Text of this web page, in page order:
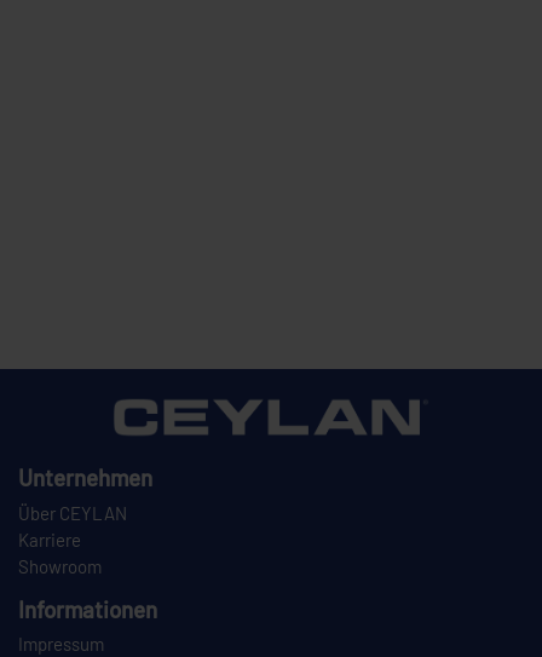
Unternehmen
Über CEYLAN
Karriere
Showroom
Informationen
Impressum